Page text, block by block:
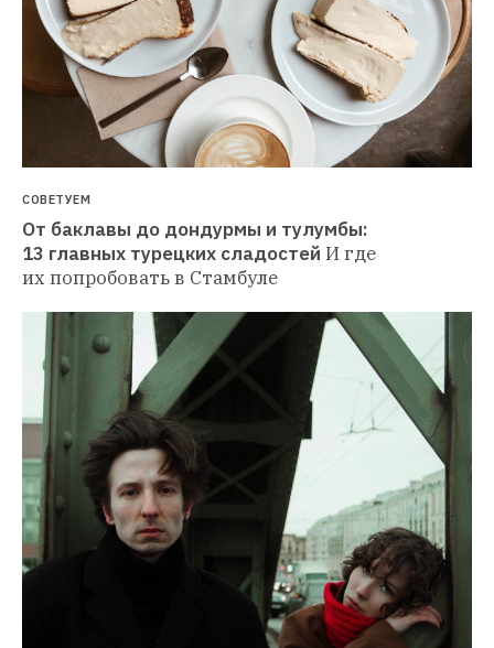
СОВЕТУЕМ
От баклавы до дондурмы и тулумбы:
13 главных турецких сладостей И где
их попробовать в Стамбуле